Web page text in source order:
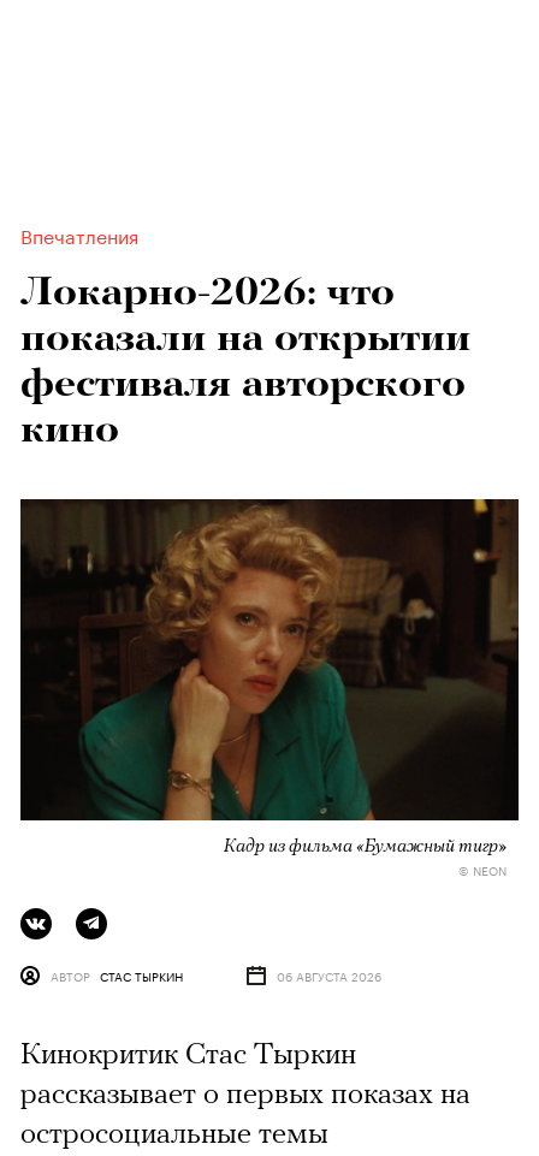
Впечатления
Локарно-2026: что
показали на открытии
фестиваля авторского
кино
Кадр из фильма «Бумажный тигр»
© NEON
АВТОР СТАС ТЫРКИН 06 АВГУСТА 2026
Кинокритик Стас Тыркин
рассказывает о первых показах на
остросоциальные темы